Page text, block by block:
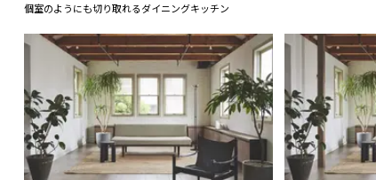
個室のようにも切り取れるダイニングキッチン